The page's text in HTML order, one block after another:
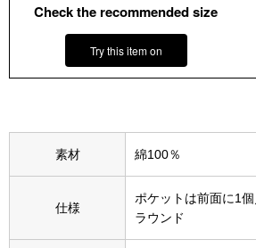
Miss Kyouko／ミスキョウコ
ビー すべて見
Check the recommended size
Try this item on
素材 綿100％
仕様
ポケットは前面に1
ラウンド